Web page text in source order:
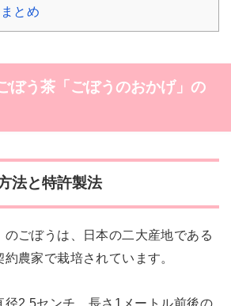
とめ
ぼう茶「ごぼうのおかげ」の
法と特許製法
のごぼうは、日本の二大産地である
農家で栽培されています。
径2.5センチ、長さ1メートル前後の